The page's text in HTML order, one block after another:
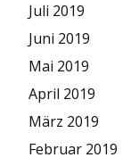
Juli 2019
Juni 2019
Mai 2019
April 2019
März 2019
Februar 2019